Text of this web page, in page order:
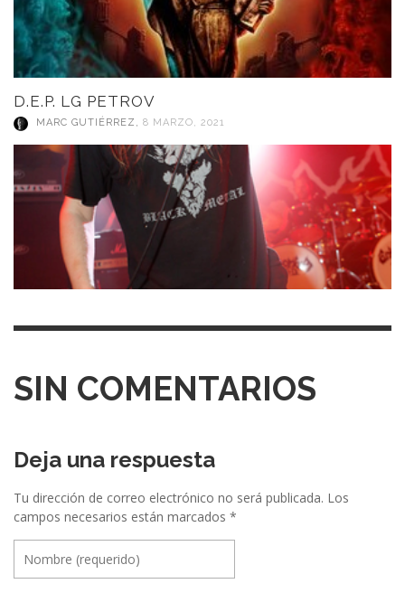
D.E.P. LG PETROV
MARC GUTIÉRREZ , 8 MARZO, 2021
SIN COMENTARIOS
Deja una respuesta
Tu dirección de correo electrónico no será publicada. Los
campos necesarios están marcados *